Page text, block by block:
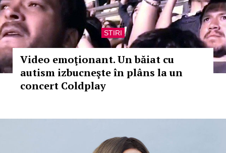
STIRI
Video emoţionant. Un băiat cu
autism izbucneşte în plâns la un
concert Coldplay